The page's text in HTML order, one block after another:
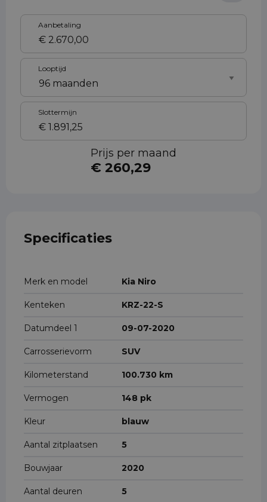
Aanbetaling
Looptijd
Slottermijn
Prijs per maand
€ 260,29
Specificaties
Merk en model Kia Niro
Kenteken KRZ-22-S
Datumdeel 1 09-07-2020
Carrosserievorm SUV
Kilometerstand 100.730 km
Vermogen 148 pk
Kleur blauw
Aantal zitplaatsen 5
Bouwjaar 2020
Aantal deuren 5